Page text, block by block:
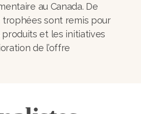
au Canada. De
sont remis pour
et les initiatives
de l’offre